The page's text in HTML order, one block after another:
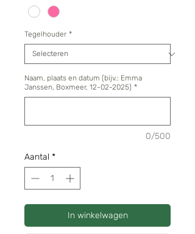
Tegelhouder *
Naam, plaats en datum (bijv.: Emma
Janssen, Boxmeer, 12-02-2025) *
0/500
Aantal *
In winkelwagen